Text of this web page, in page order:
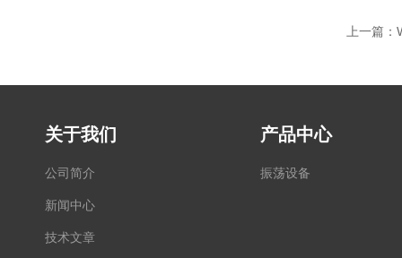
上一篇：
关于我们
公司简介
新闻中心
技术文章
产品中心
振荡设备